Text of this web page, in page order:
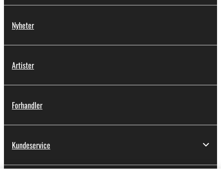
Nyheter
Artister
Forhandler
Kundeservice